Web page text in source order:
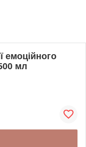
емоційного
мл